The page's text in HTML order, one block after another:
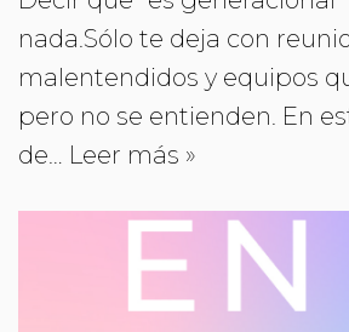
nada.Sólo te deja con
malentendidos y equipos
pero no se entienden. En
de… Leer más »